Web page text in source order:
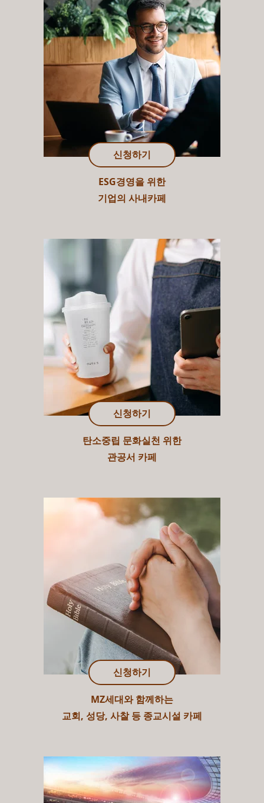
신청하기
ESG경영을 위한
기업의 사내카페
신청하기
탄소중립 문화실천 위한
관공서 카페
신청하기
MZ세대와 함께하는
교회, 성당, 사찰 등 종교시설 카페